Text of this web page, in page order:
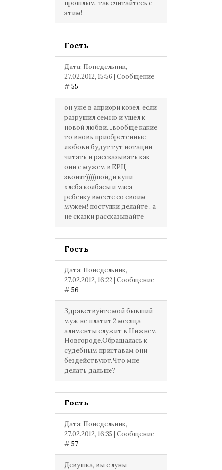
прошлым, так считайтесь с
этим!
Гость
Дата: Понедельник,
27.02.2012, 15:56 | Сообщение
#55
он уже в априори козел, если
разрушил семью и ушел к
новой любви....вообще какие
то вновь приобретенные
любови будут тут нотации
читать и рассказывать как
они с мужем в ЕРЦ
звонят)))))пойди купи
хлеба,колбасы и мяса
ребенку вместе со своим
мужем! поступки делайте , а
не сказки рассказывайте
Гость
Дата: Понедельник,
27.02.2012, 16:22 | Сообщение
#56
Здравствуйте,мой бывший
муж не платит 2 месяца
алименты служит в Нижнем
Новгороде.Обращалась к
судебным приставам они
бездействуют.Что мне
делать дальше?
Гость
Дата: Понедельник,
27.02.2012, 16:35 | Сообщение
#57
Девушка, вы с луны